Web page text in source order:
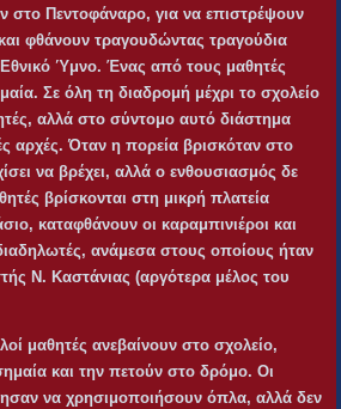
στο Πεντοφάναρο, για να επιστρέψουν
φθάνουν τραγουδώντας τραγούδια
Εθνικό Ύμνο. Ένας από τους μαθητές
Σε όλη τη διαδρομή μέχρι το σχολείο
αλλά στο σύντομο αυτό διάστημα
αρχές. Όταν η πορεία βρισκόταν στο
να βρέχει, αλλά ο ενθουσιασμός δε
βρίσκονται στη μικρή πλατεία
καταφθάνουν οι καραμπινιέροι και
ανάμεσα στους οποίους ήταν
Ν. Καστάνιας (αργότερα μέλος του
μαθητές ανεβαίνουν στο σχολείο,
και την πετούν στο δρόμο. Οι
να χρησιμοποιήσουν όπλα, αλλά δεν